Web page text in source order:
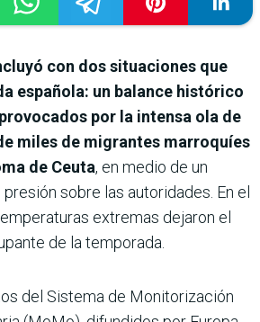
con dos situaciones que
española: un balance histórico
por la intensa ola de
miles de migrantes marroquíes
de Ceuta, en medio de un
sobre las autoridades. En el
extremas dejaron el
de la temporada.
del Sistema de Monitorización